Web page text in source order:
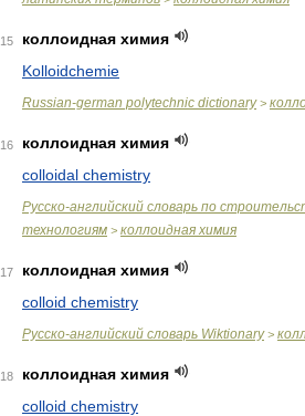
15
коллоидная химия
Kolloidchemie
Russian-german polytechnic dictionary>
16
коллоидная химия
colloidal chemistry
Русско-английский словарь по
технологиям > коллоидная химия
17
коллоидная химия
colloid chemistry
Русско-английский словарь Wiktionary>
18
коллоидная химия
colloid chemistry